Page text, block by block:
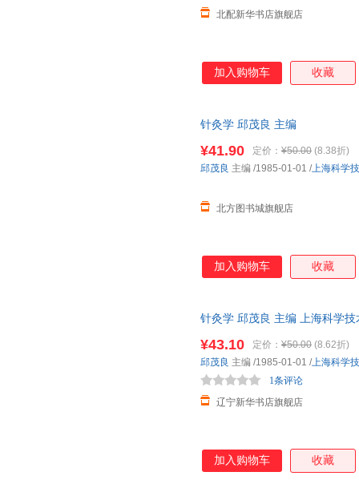
北配新华书店旗舰店
加入购物车 收藏
针灸学 邱茂良 主编
¥41.90 定价： ¥50.00 (8.38折)
北方图书城旗舰店
邱茂良 主编 /1985-01-01 /上海科学
加入购物车 收藏
针灸学 邱茂良 主编 上海科学
¥43.10 定价： ¥50.00 (8.62折)
辽宁新华书店旗舰店
1条评论
邱茂良 主编 /1985-01-01 /上海科学
加入购物车 收藏